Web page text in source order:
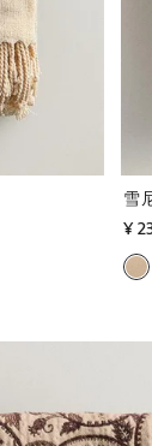
雪
¥